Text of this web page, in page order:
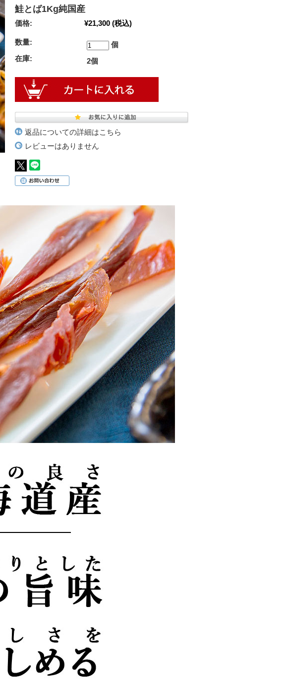
鮭とば1Kg純国産
価格: ¥21,300 (税込)
数量:
個
在庫:
2個
返品についての詳細はこちら
レビューはありません